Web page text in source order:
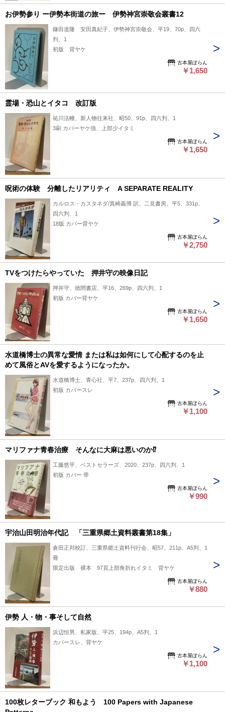
お伊勢参り ー伊勢本街道の旅ー 伊勢神宮崇敬会叢書12
鎌田道隆 安田真紀子、伊勢神宮崇敬会、平19、70p、四六
判、1
初版 背ヤケ
古本屋ぽらん
￥1,650
霊場・恐山とイタコ 改訂版
祐川法幢、新人物往来社、昭50、91p、四六判、1
3刷 カバーヤケ強、上部少イタミ
古本屋ぽらん
￥1,650
呪術の体験 分離したリアリティ A SEPARATE REALITY
カルロス・カスタネダ/真崎義博 訳、二見書房、平5、331p、
四六判、1
18版 カバー背ヤケ
古本屋ぽらん
￥2,750
TVをつけたらやっていた 押井守の映像日記
押井守、徳間書店、平16、269p、四六判、1
初版 カバー背ヤケ
古本屋ぽらん
￥1,650
水道橋博士の異常な愛情 または私は如何にして心配するのを止
めて風俗とAVを愛するようになったか。
水道橋博士、青心社、平7、237p、四六判、1
初版 カバースレ
古本屋ぽらん
￥1,100
マリファナ青春治療 そんなに大麻は悪いのか⁉︎
工藤悠平、ベストセラーズ、2020、237p、四六判、1
初版 カバー 帯
古本屋ぽらん
￥990
宇治山田明治年代記 「三重県郷土資料叢書第18集」
倉田正邦校訂、三重県郷土資料刊行会、昭57、211p、A5判、1
冊
限定出版 裸本 97頁上部角折れイタミ 背ヤケ
古本屋ぽらん
￥880
伊勢 人・物・事そして自然
浜辺恒男、私家版、平25、194p、A5判、1
カバースレ、背ヤケ
古本屋ぽらん
￥1,100
100枚レターブック 和もよう 100 Papers with Japanese